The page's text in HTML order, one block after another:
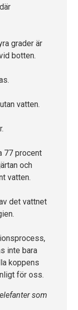
grader är
botten.
vatten.
77 procent
och
vatten.
det vattnet
inte bara
koppens
för oss.
som